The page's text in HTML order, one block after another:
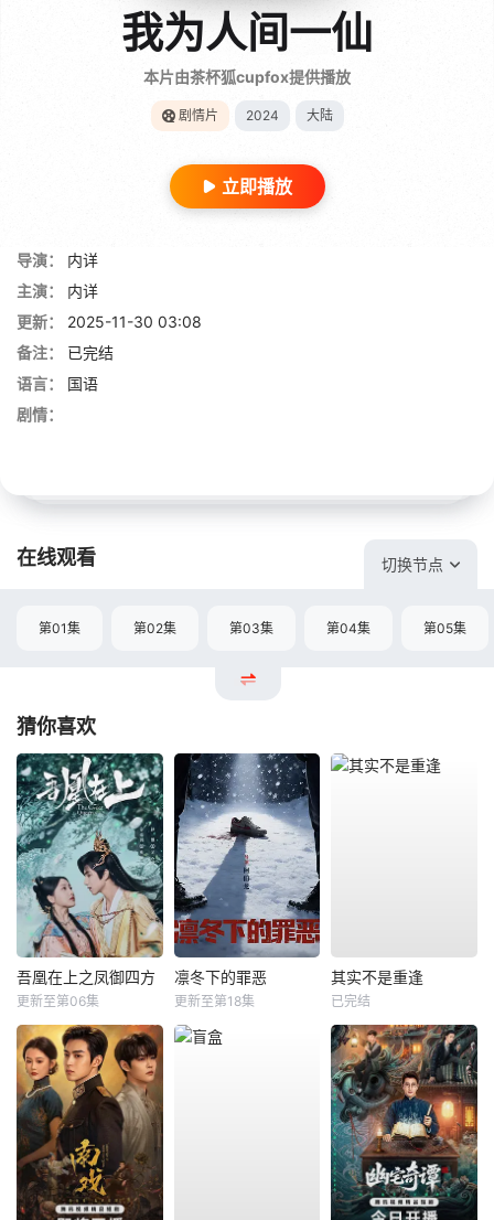
我为人间一仙
本片由茶杯狐cupfox提供播放
剧情片 2024 大陆
立即播放
导演：
内详
主演：
内详
更新：
2025-11-30 03:08
备注：
已完结
语言：
国语
剧情：
在线观看 切换节点
第01集 第02集 第03集 第04集 第05集
猜你喜欢
吾凰在上之凤御四方
更新至第06集
凛冬下的罪恶
更新至第18集
其实不是重逢
已完结